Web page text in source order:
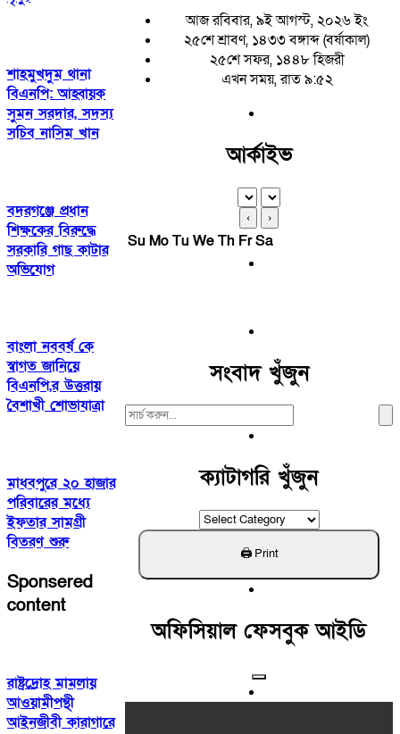
শাহমুখদুম থানা
বিএনপি: আহ্বায়ক
সুমন সরদার, সদস্য
সচিব নাসিম খান
বদরগঞ্জে প্রধান
শিক্ষকের বিরুদ্ধে
সরকারি গাছ কাটার
অভিযোগ
বাংলা নববর্ষ কে
স্বাগত জানিয়ে
বিএনপি,র উত্তরায়
বৈশাখী শোভাযাত্রা
মাধবপুরে ২০ হাজার
পরিবারের মধ্যে
ইফতার সামগ্রী
বিতরণ শুরু
Sponsered
content
রাষ্ট্রদ্রোহ মামলায়
আওয়ামীপন্থী
আইনজীবী কারাগারে
আজ রবিবার, ৯ই আগস্ট, ২০২৬ ইং
২৫শে শ্রাবণ, ১৪৩৩ বঙ্গাব্দ (বর্ষাকাল)
২৫শে সফর, ১৪৪৮ হিজরী
এখন সময়, রাত ৯:৫২
আর্কাইভ
‹ ›
Su MoTu WeTh FrSa
সংবাদ খুঁজুন
Search
ক্যাটাগরি খুঁজুন
ক্যাটাগরি
খুঁজুন
অফিসিয়াল ফেসবুক আইডি